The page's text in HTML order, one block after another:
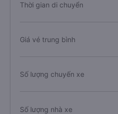
Thời gian di chuyển
Giá vé trung bình
Số lượng chuyến xe
Số lượng nhà xe